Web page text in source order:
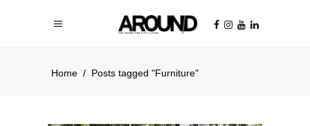
Home / Posts tagged "Furniture"